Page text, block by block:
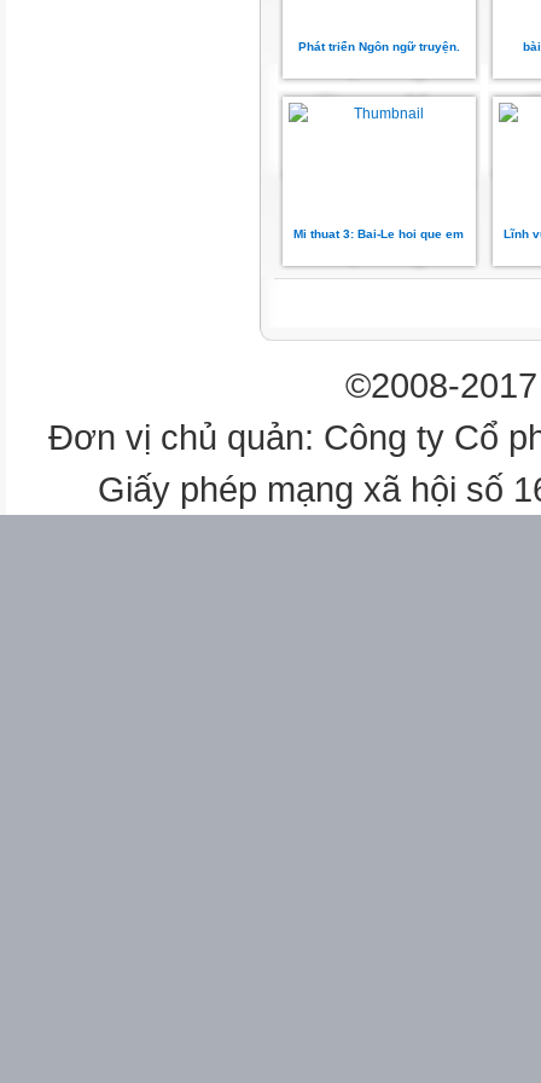
Phát triển Ngôn ngữ truyện.
Mi thuat 3: Bai-Le hoi que em Lĩnh
©2008-
Đơn vị chủ quản: Công ty Cổ
Giấy phép mạng xã hội số